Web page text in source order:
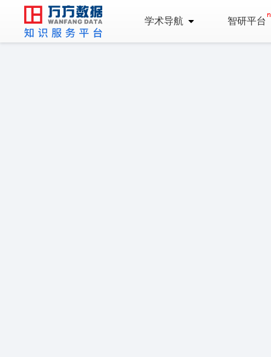
学术导航 智研平台